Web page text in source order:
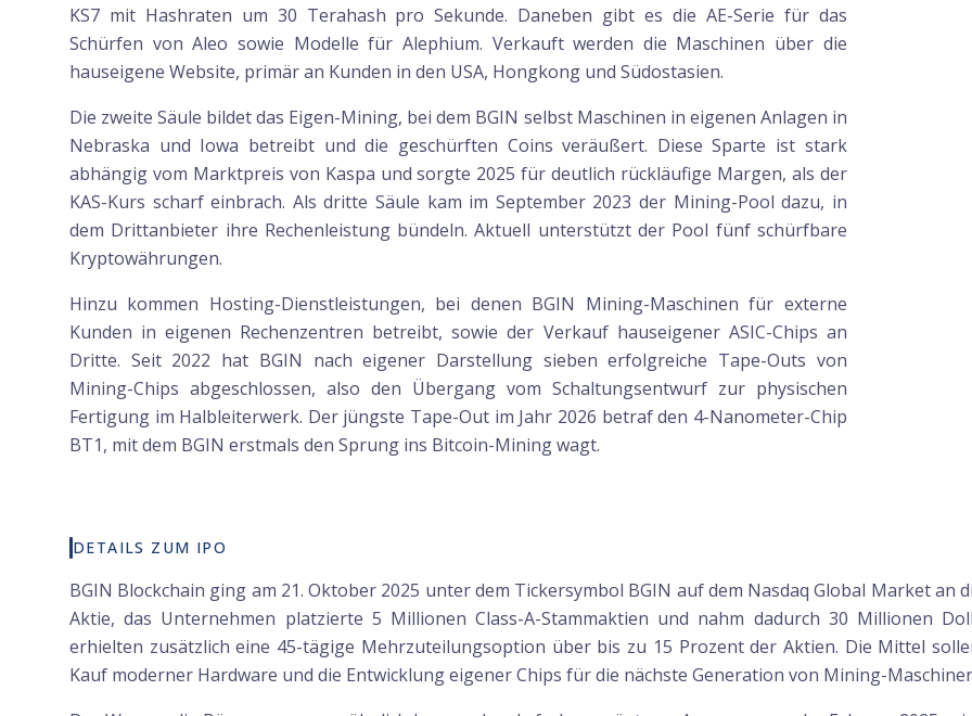
KS7 mit Hashraten um 30 Terahash pro Sekunde. Daneben gibt es die AE-Serie für das
Schürfen von Aleo sowie Modelle für Alephium. Verkauft werden die Maschinen über die
hauseigene Website, primär an Kunden in den USA, Hongkong und Südostasien.
Die zweite Säule bildet das Eigen-Mining, bei dem BGIN selbst Maschinen in eigenen Anlagen in
Nebraska und Iowa betreibt und die geschürften Coins veräußert. Diese Sparte ist stark
abhängig vom Marktpreis von Kaspa und sorgte 2025 für deutlich rückläufige Margen, als der
KAS-Kurs scharf einbrach. Als dritte Säule kam im September 2023 der Mining-Pool dazu, in
dem Drittanbieter ihre Rechenleistung bündeln. Aktuell unterstützt der Pool fünf schürfbare
Kryptowährungen.
Hinzu kommen Hosting-Dienstleistungen, bei denen BGIN Mining-Maschinen für externe
Kunden in eigenen Rechenzentren betreibt, sowie der Verkauf hauseigener ASIC-Chips an
Dritte. Seit 2022 hat BGIN nach eigener Darstellung sieben erfolgreiche Tape-Outs von
Mining-Chips abgeschlossen, also den Übergang vom Schaltungsentwurf zur physischen
Fertigung im Halbleiterwerk. Der jüngste Tape-Out im Jahr 2026 betraf den 4-Nanometer-Chip
BT1, mit dem BGIN erstmals den Sprung ins Bitcoin-Mining wagt.
DETAILS ZUM IPO
BGIN Blockchain ging am 21. Oktober 2025 unter dem Tickersymbol BGIN auf dem Nasdaq Global Market an
Aktie, das Unternehmen platzierte 5 Millionen Class-A-Stammaktien und nahm dadurch 30 Millionen
erhielten zusätzlich eine 45-tägige Mehrzuteilungsoption über bis zu 15 Prozent der Aktien. Die Mittel
Kauf moderner Hardware und die Entwicklung eigener Chips für die nächste Generation von Mining-